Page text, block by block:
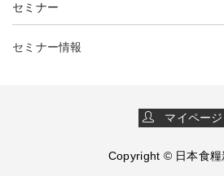
セミナー
セミナー情報
マイページ
Copyright © 日本食糧